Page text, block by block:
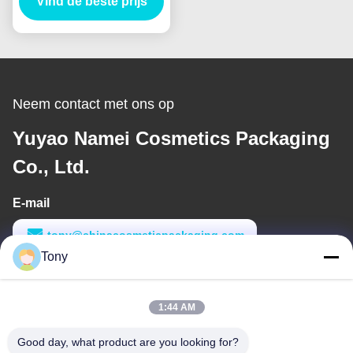
Neem contact met ons op
Yuyao Namei Cosmetics Packaging
Co., Ltd.
E-mail
tony@chinacosmeticpackaging.com
Werktijd
Tony
1:44 AM
Good day, what product are you looking for?